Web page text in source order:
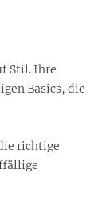
Stil. Ihre
Basics, die
richtige